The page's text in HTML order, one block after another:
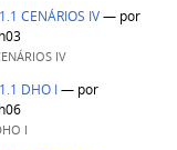
CENÁRIOS IV— por
IV
DHO I— por
I